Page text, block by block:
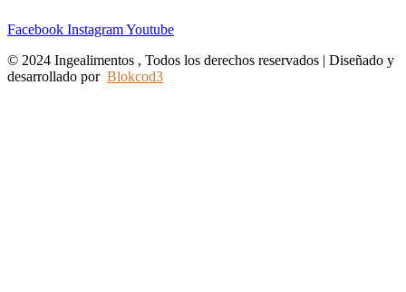
Facebook InstagramYoutube
© 2024 Ingealimentos , Todos los derechos reservados | Diseñado y
desarrollado por Blokcod3